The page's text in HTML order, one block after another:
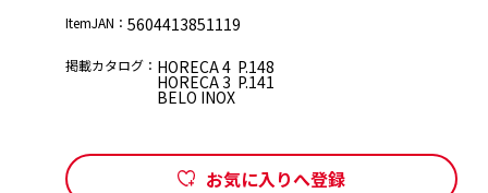
ItemJAN： 5604413851119
掲載カタログ： HORECA 4 P.148
HORECA 3 P.141
BELO INOX
お気に入りへ登録